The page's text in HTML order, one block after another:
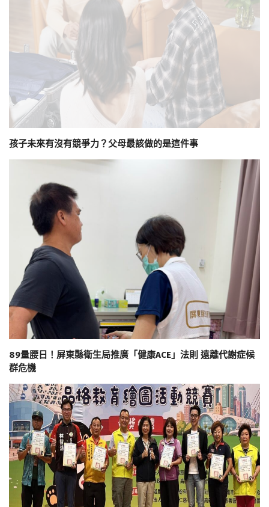
孩子未來有沒有競爭力？父母最該做的是這件事
89量腰日！屏東縣衛生局推廣「健康ACE」法則 遠離代謝症候
群危機